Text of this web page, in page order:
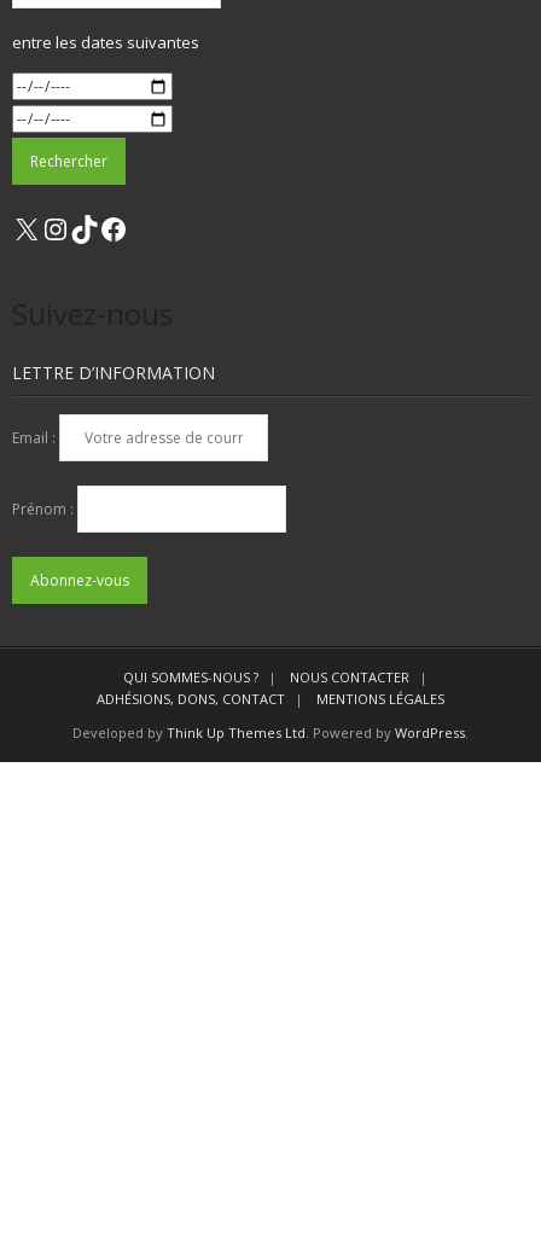
entre les dates suivantes
X Instagram
TikTok
LETTRE D’INFORMATION
Email :
Prénom :
QUI SOMMES-NOUS ?
NOUS CONTACTER
ADHÉSIONS, DONS, CONTACT
MENTIONS LÉGALES
Developed by Think Up Themes Ltd. Powered by WordPress.